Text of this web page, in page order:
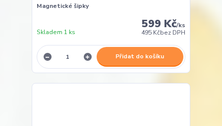
Magnetické šipky
599 Kč/ks
495 Kčbez DPH
Skladem 1 ks
Přidat do košíku